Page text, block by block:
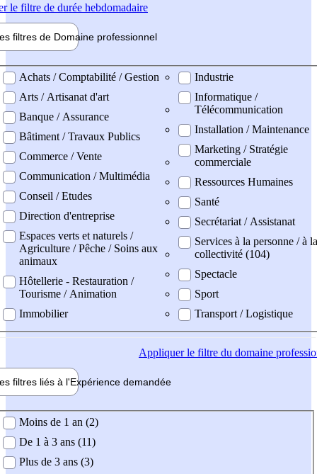
le filtre de durée hebdomadaire
filtres de Domaine professionnel
professionel
Achats / Comptabilité / Gestion
Arts / Artisanat d'art
Banque / Assurance
Bâtiment / Travaux Publics
Commerce / Vente
Communication / Multimédia
Conseil / Etudes
Direction d'entreprise
Espaces verts et naturels /
Agriculture / Pêche / Soins aux
animaux
Hôtellerie - Restauration /
Tourisme / Animation
Immobilier
Industrie
Informatique /
Télécommunication
Installation / Maintenance
Marketing / Stratégie
commerciale
Ressources Humaines
Santé
Secrétariat / Assistanat
Services à la personne / à la
collectivité (104)
Spectacle
Sport
Transport / Logistique
Appliquerle filtre du domaine
filtres liés à l'Expérience demandée
demandée
Moins de 1 an (2)
De 1 à 3 ans (11)
Plus de 3 ans (3)